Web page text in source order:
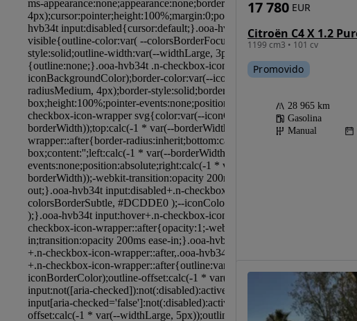
1199 cm3 • 101 cv
17 780 EUR
Promovido
28 965 km
Gasolina
Manual